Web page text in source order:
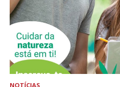
NOTÍCIAS